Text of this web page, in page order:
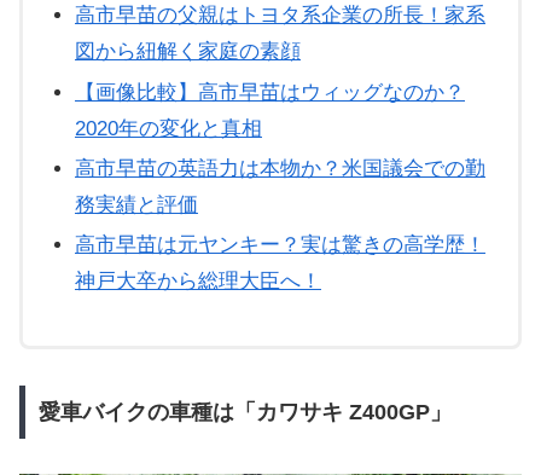
高市早苗の父親はトヨタ系企業の所長！家系
図から紐解く家庭の素顔
【画像比較】高市早苗はウィッグなのか？
2020年の変化と真相
高市早苗の英語力は本物か？米国議会での勤
務実績と評価
高市早苗は元ヤンキー？実は驚きの高学歴！
神戸大卒から総理大臣へ！
愛車バイクの車種は「カワサキ Z400GP」